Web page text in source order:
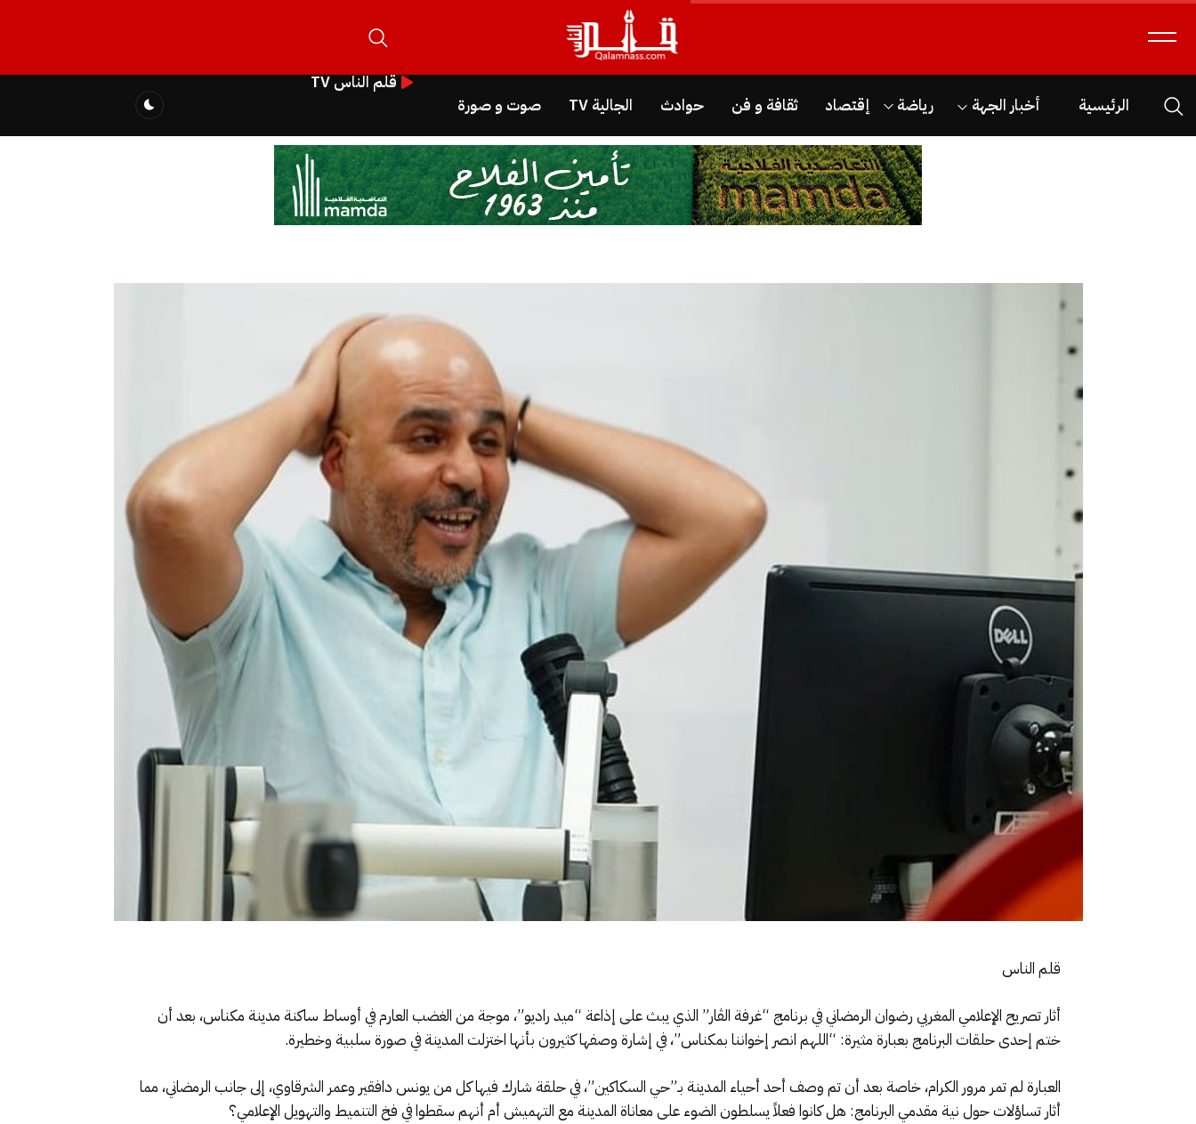
الرئيسية أخبار الجهة رياضة إقتصاد ثقافة و فن حوادث الجالية TV صوت و صورة
قلم الناس TV
قلم الناس
أثار تصريح الإعلامي المغربي رضوان الرمضاني في برنامج “غرفة الڤار” الذي يبث على إذاعة “ميد راديو”، موجة من الغضب العارم في أوساط ساكنة مدينة مكناس، بعد أن
ختم إحدى حلقات البرنامج بعبارة مثيرة: “اللهم انصر إخواننا بمكناس”، في إشارة وصفها كثيرون بأنها اختزلت المدينة في صورة سلبية وخطيرة.
العبارة لم تمر مرور الكرام، خاصة بعد أن تم وصف أحد أحياء المدينة بـ”حي السكاكين”، في حلقة شارك فيها كل من يونس دافقير وعمر الشرقاوي، إلى جانب الرمضاني، مما
أثار تساؤلات حول نية مقدمي البرنامج: هل كانوا فعلاً يسلطون الضوء على معاناة المدينة مع التهميش أم أنهم سقطوا في فخ التنميط والتهويل الإعلامي؟